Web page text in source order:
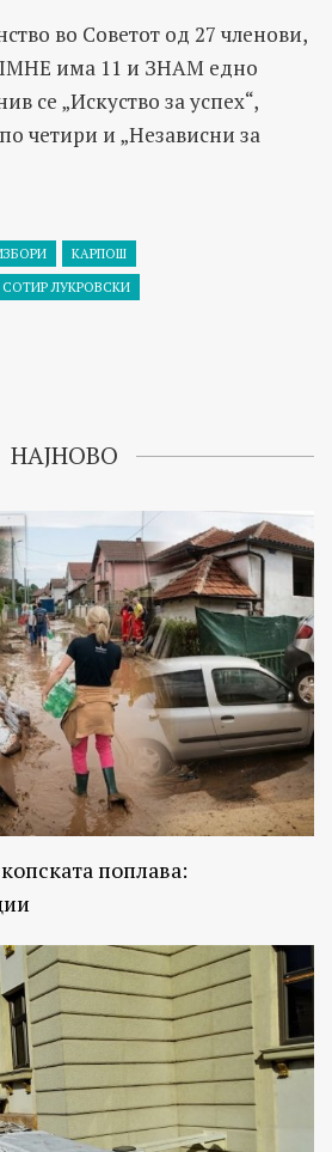
во Советот од 27 членови,
има 11 и ЗНАМ едно
се „Искуство за успех“,
четири и „Независни за
КАРПОШ
СОТИР ЛУКРОВСКИ
НАЈНОВО
поплава: